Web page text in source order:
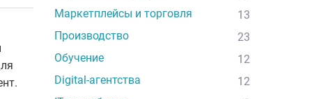
Маркетплейсы и торговля
13
Производство
23
Обучение
12
Digital-агентства
12